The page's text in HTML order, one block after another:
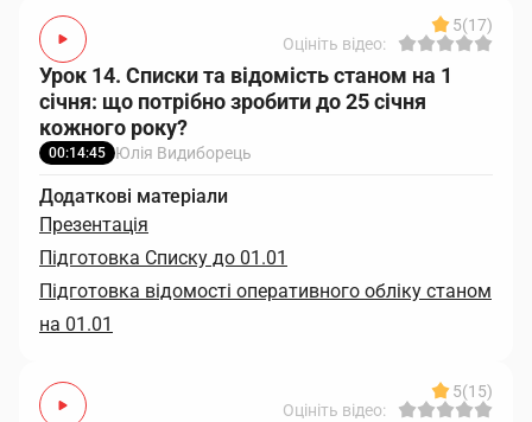
5(17)
Оцініть відео:
Урок 14. Списки та відомість станом на 1
січня: що потрібно зробити до 25 січня
кожного року?
00:14:45 Юлія Видиборець
Додаткові матеріали
Презентація
Підготовка Списку до 01.01
Підготовка відомості оперативного обліку станом
на 01.01
5(15)
Оцініть відео: